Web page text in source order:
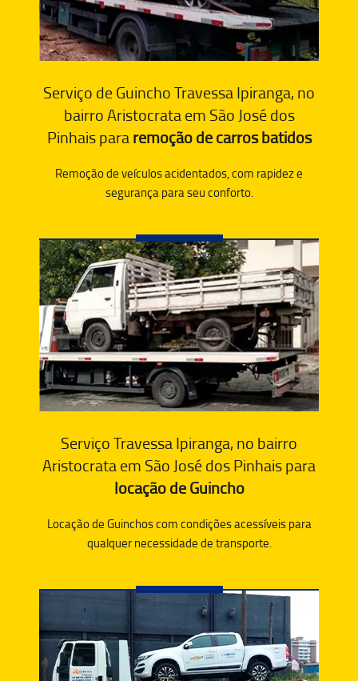
Serviço de Guincho Travessa Ipiranga, no
bairro Aristocrata em São José dos
Pinhais pararemoção de carros batidos
Remoção de veículos acidentados, com rapidez e
segurança para seu conforto.
Serviço Travessa Ipiranga, no bairro
Aristocrata em São José dos Pinhais para
locação de Guincho
Locação de Guinchos com condições acessíveis para
qualquer necessidade de transporte.